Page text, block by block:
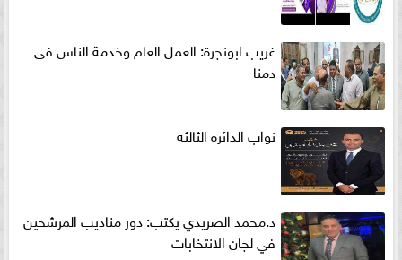
غريب ابونجرة: العمل العام وخدمة الناس فى
دمنا
نواب الدائره الثالثه
د.محمد الصريدي يكتب: دور مناديب المرشحين
في لجان الانتخابات